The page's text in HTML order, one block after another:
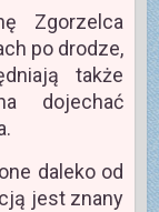
Zgorzelca
po drodze,
także
dojechać
daleko od
jest znany